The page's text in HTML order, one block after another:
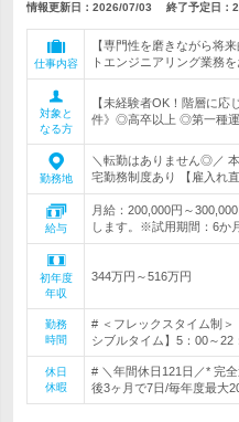
情報更新日：2026/07/03 終了予定日：
仕事内容
【専門性を磨きながら将
トエンジニアリング業務を
対象と
なる方
【未経験者OK！階層に
件》◎高卒以上 ◎第一種
勤務地
＼転勤はありません◎／
宅勤務制度あり 【雇入れ
給与
月給：200,000円～
します。※試用期間：6か
初年度
年収
344万円～516万円
勤務
時間
# ＜フレックスタイム制
シブルタイム】5：00～22
休日
休暇
# ＼年間休日121日／* 完
後3ヶ月で7日/毎年度最大